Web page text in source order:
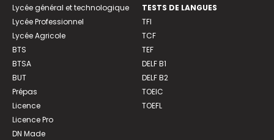
Lycée général et technologique
Lycée Professionnel
Lycée Agricole
BTS
BTSA
BUT
Prépas
Licence
Licence Pro
DN Made
TESTS DE LANGUES
TFI
TCF
TEF
DELF B1
DELF B2
TOEIC
TOEFL